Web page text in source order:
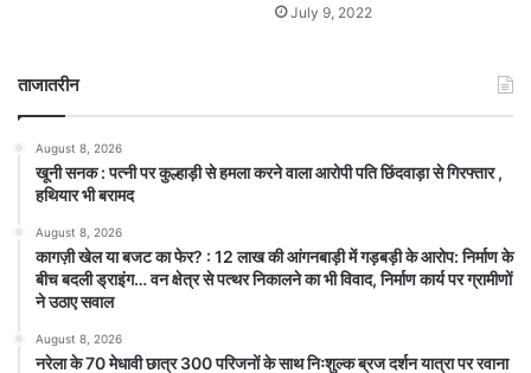
July 9, 2022
ताजातरीन
August 8, 2026
खूनी सनक : पत्नी पर कुल्हाड़ी से हमला करने वाला आरोपी पति छिंदवाड़ा से गिरफ्तार ,
हथियार भी बरामद
August 8, 2026
कागज़ी खेल या बजट का फेर? : 12 लाख की आंगनबाड़ी में गड़बड़ी के आरोप: निर्माण के
बीच बदली ड्राइंग… वन क्षेत्र से पत्थर निकालने का भी विवाद, निर्माण कार्य पर ग्रामीणों
ने उठाए सवाल
August 8, 2026
नरेला के 70 मेधावी छात्र 300 परिजनों के साथ निःशुल्क ब्रज दर्शन यात्रा पर रवाना